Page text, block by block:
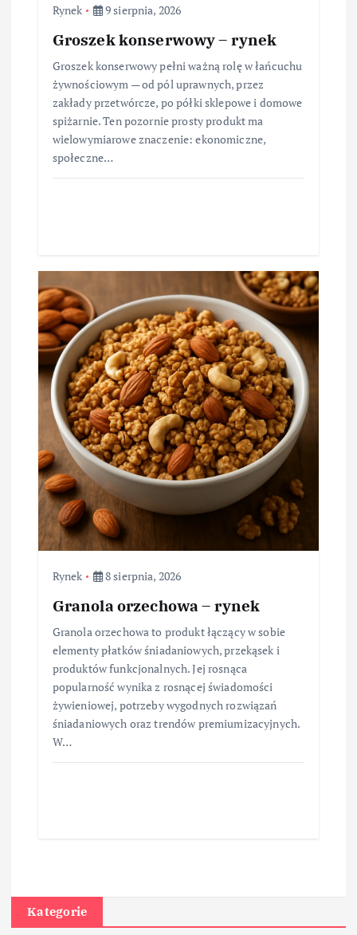
Rynek 9 sierpnia, 2026
Groszek konserwowy – rynek
Groszek konserwowy pełni ważną rolę w łańcuchu
żywnościowym — od pól uprawnych, przez
zakłady przetwórcze, po półki sklepowe i domowe
spiżarnie. Ten pozornie prosty produkt ma
wielowymiarowe znaczenie: ekonomiczne,
społeczne…
Rynek 8 sierpnia, 2026
Granola orzechowa – rynek
Granola orzechowa to produkt łączący w sobie
elementy płatków śniadaniowych, przekąsek i
produktów funkcjonalnych. Jej rosnąca
popularność wynika z rosnącej świadomości
żywieniowej, potrzeby wygodnych rozwiązań
śniadaniowych oraz trendów premiumizacyjnych.
W…
Kategorie